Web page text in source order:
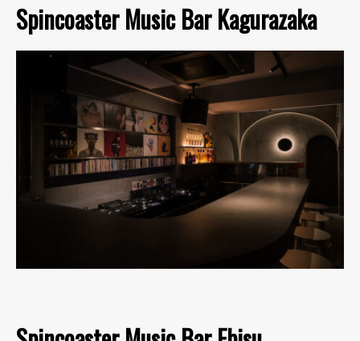
Spincoaster Music Bar Kagurazaka